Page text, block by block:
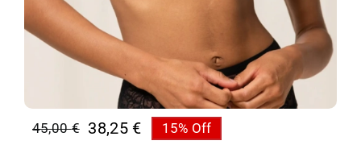
45,00€
Original38,25 €
Η
15% Off